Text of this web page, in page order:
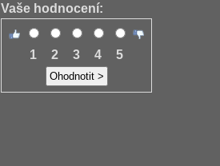
Vaše hodnocení:
1 2 3 4 5